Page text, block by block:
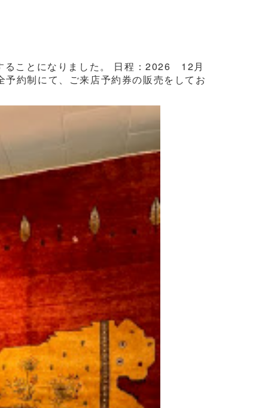
ることになりました。 日程：2026 12月
約制にて、ご来店予約券の販売をしてお